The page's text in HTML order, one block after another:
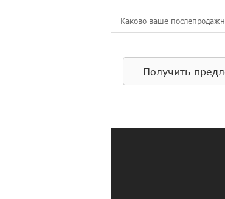
Каково ваше
Получить